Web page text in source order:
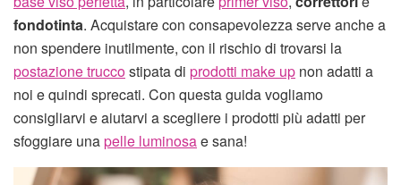
fondotinta. Acquistare con consapevolezza serve anche a
non spendere inutilmente, con il rischio di trovarsi la
postazione truccostipata di prodotti make up non adatti a
noi e quindi sprecati. Con questa guida vogliamo
consigliarvi e aiutarvi a scegliere i prodotti più adatti per
sfoggiare unapelle luminosae sana!